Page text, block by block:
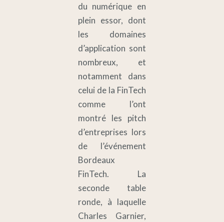
du numérique en
plein essor, dont
les domaines
d’application sont
nombreux, et
notamment dans
celui de la FinTech
comme l’ont
montré les pitch
d’entreprises lors
de l’événement
Bordeaux
FinTech. La
seconde table
ronde, à laquelle
Charles Garnier,